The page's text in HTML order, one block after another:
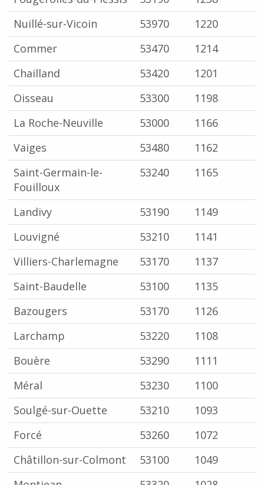
Nuillé-sur-Vicoin
53970
1220
Commer
53470
1214
Chailland
53420
1201
Oisseau
53300
1198
La Roche-Neuville
53000
1166
Vaiges
53480
1162
Saint-Germain-le-
Fouilloux
53240 1165
Landivy 53190
1149
Louvigné
53210
1141
Villiers-Charlemagne
53170
1137
Saint-Baudelle
53100
1135
Bazougers
53170
1126
Larchamp
53220
1108
Bouère
53290
1111
Méral
53230
1100
Soulgé-sur-Ouette
53210
1093
Forcé
53260
1072
Châtillon-sur-Colmont
53100
1049